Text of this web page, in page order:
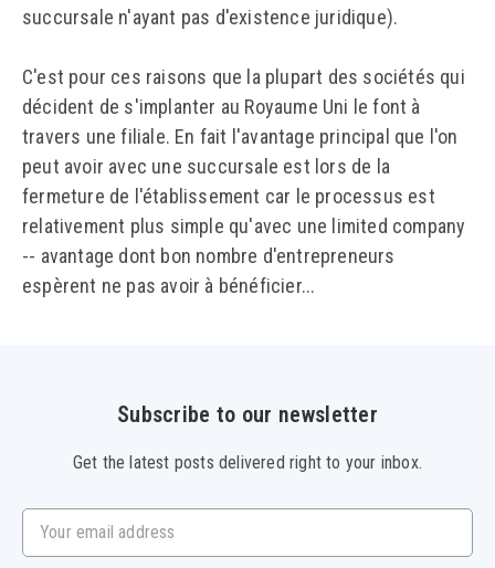
succursale n'ayant pas d'existence juridique).
C'est pour ces raisons que la plupart des sociétés qui
décident de s'implanter au Royaume Uni le font à
travers une filiale. En fait l'avantage principal que l'on
peut avoir avec une succursale est lors de la
fermeture de l'établissement car le processus est
relativement plus simple qu'avec une limited company
-- avantage dont bon nombre d'entrepreneurs
espèrent ne pas avoir à bénéficier...
Subscribe to our newsletter
Get the latest posts delivered right to your inbox.
Your email address